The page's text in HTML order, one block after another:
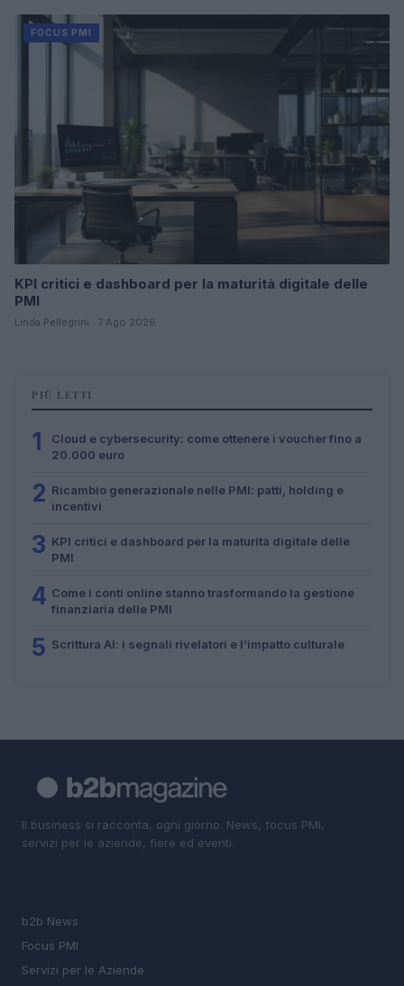
FOCUS PMI
KPI critici e dashboard per la maturità digitale delle
PMI
Linda Pellegrini · 7 Ago 2026
PIÙ LETTI
1
Cloud e cybersecurity: come ottenere i voucher fino a
20.000 euro
2 Ricambio generazionale nelle PMI: patti, holding e
incentivi
3 KPI critici e dashboard per la maturità digitale delle
PMI
4 Come i conti online stanno trasformando la gestione
finanziaria delle PMI
5 Scrittura AI: i segnali rivelatori e l’impatto culturale
Il business si racconta, ogni giorno. News, focus PMI,
servizi per le aziende, fiere ed eventi.
b2b News
Focus PMI
Servizi per le Aziende